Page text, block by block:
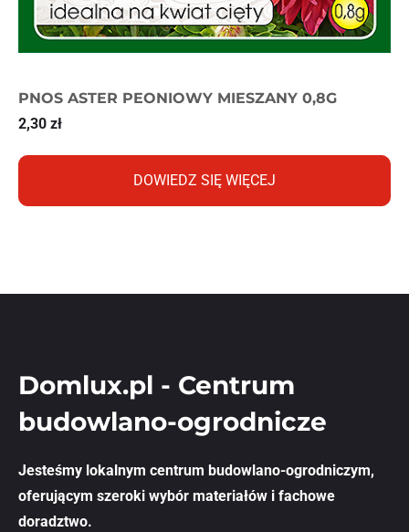
PNOS ASTER PEONIOWY MIESZANY 0,8G
2,30 zł
DOWIEDZ SIĘ WIĘCEJ
Domlux.pl - Centrum
budowlano-ogrodnicze
Jesteśmy lokalnym centrum budowlano-ogrodniczym,
oferującym szeroki wybór materiałów i fachowe
doradztwo.